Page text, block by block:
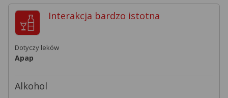
Interakcja bardzo istotna
Dotyczy leków
Apap
Alkohol